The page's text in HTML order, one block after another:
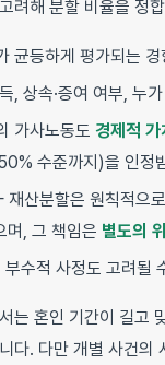
려해 분할 비율을 정
균등하게 평가되는 경
상속·증여 여부, 누
가사노동도 경제적 가
수준까지)을 인정
산분할은 원칙적으로
며, 그 책임은 별도의
부수적 사정도 고려될
는 혼인 기간이 길고
다. 다만 개별 사건의